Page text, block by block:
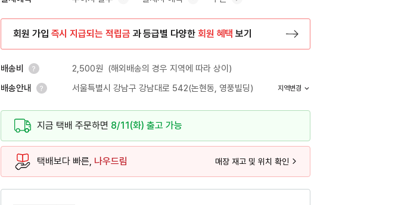
회원 가입 즉시 지급되는 적립금 과 등급별 다양한 회원 혜택 보기
배송비 2,500원 (해외배송의 경우 지역에 따라 상이)
배송안내
서울특별시 강남구 강남대로 542(논현동, 영풍빌딩) 지역변경
지금 택배 주문하면 8/11(화) 출고 가능
택배보다 빠른, 나우드림 매장 재고 및 위치 확인